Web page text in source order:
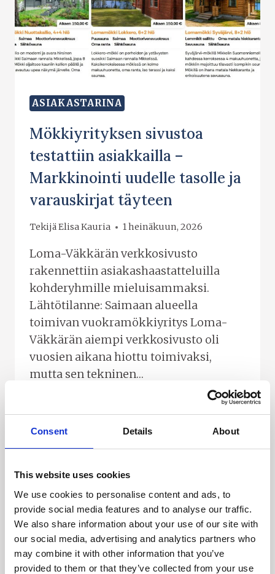
Consent Details About
This website uses cookies
We use cookies to personalise content and ads, to
provide social media features and to analyse our traffic.
We also share information about your use of our site with
our social media, advertising and analytics partners who
may combine it with other information that you’ve
provided to them or that they’ve collected from your use
ASIAKASTARINA
Mökkiyrityksen sivustoa
testattiin asiakkailla –
Markkinointi uudelle tasolle ja
varauskirjat täyteen
TekijäElisa Kauria 1 heinäkuun, 2026
Loma-Väkkärän verkkosivusto
rakennettiin asiakashaastatteluilla
kohderyhmille mieluisammaksi.
Lähtötilanne: Saimaan alueella
toimivan vuokramökkiyritys Loma-
Väkkärän aiempi verkkosivusto oli
vuosien aikana hiottu toimivaksi,
mutta sen tekninen…
SIVUSTOA
TESTATTIIN
MARKKINOINTI
TASOLLE
JA
VARAUSKIRJAT
TÄYTEEN